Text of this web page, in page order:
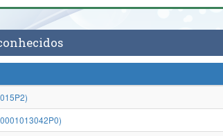
de Segurança Advocacia-Geral da União